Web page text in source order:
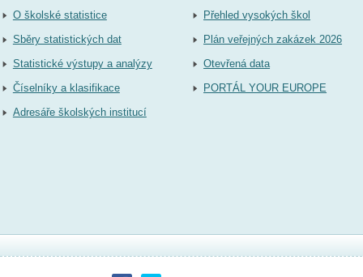
O školské statistice
Sběry statistických dat
Statistické výstupy a analýzy
Číselníky a klasifikace
Adresáře školských institucí
Přehled vysokých škol
Plán veřejných zakázek 2026
Otevřená data
PORTÁL YOUR EUROPE